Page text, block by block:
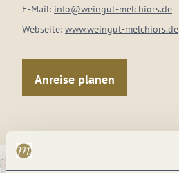
E-Mail: info@weingut-melchiors.de
Webseite: www.weingut-melchiors.de
Anreise planen